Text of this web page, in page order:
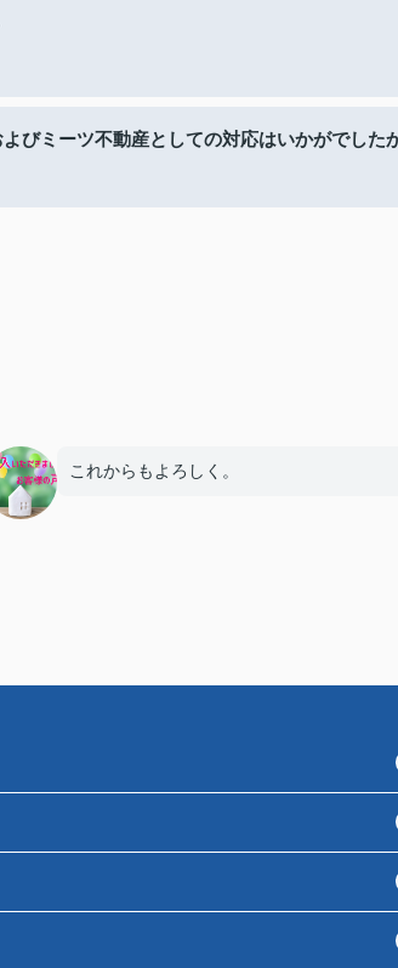
びミーツ不動産としての対応はいかがでした
これからもよろしく。